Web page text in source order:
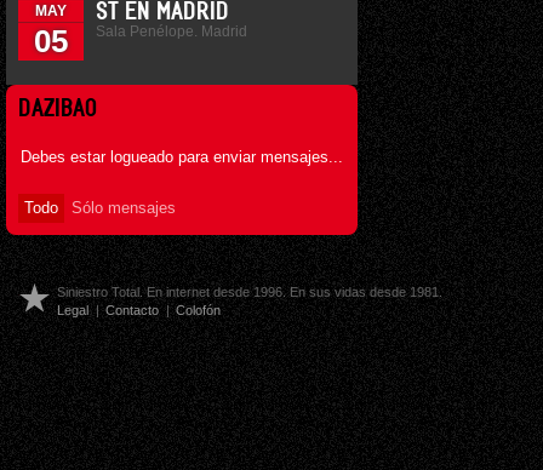
MAY
05
ST EN MADRID
Sala Penélope. Madrid
DAZIBAO
Debes estar logueado para enviar mensajes...
Todo Sólo mensajes
Siniestro Total. En internet desde 1996. En sus vidas desde 1981.
Legal | Contacto | Colofón